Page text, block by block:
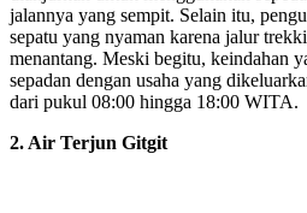
jalannya yang sempit. Selain itu,
sepatu yang nyaman karena jalur
menantang. Meski begitu, keindahan
sepadan dengan usaha yang
dari pukul 08:00 hingga 18:00 WITA.
2. Air Terjun Gitgit